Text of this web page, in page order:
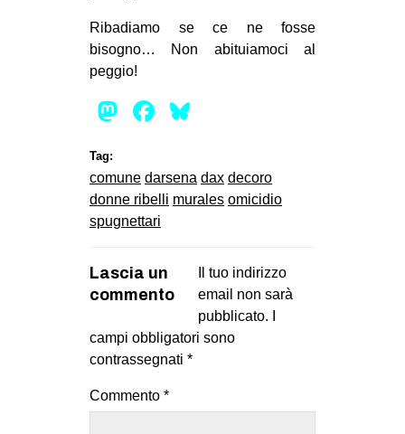
Ribadiamo se ce ne fosse
bisogno… Non abituiamoci al
peggio!
Mastodon
Facebook
Tag:
comune darsena dax decoro
donne ribelli murales omicidio
spugnettari
Lascia un
commento
Il tuo indirizzo
email non sarà
pubblicato.
campi obbligatori sono
contrassegnati *
Commento *